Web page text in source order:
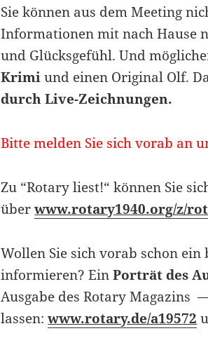
Sie können aus dem Meeting
Informationen mit nach Hause
und Glücksgefühl. Und
Krimiund einen Original Olf.
durch Live-Zeichnungen.
Bitte melden Sie sich vorab an
Zu “Rotary liest!“ können Sie
überwww.rotary1940.org/z/
Wollen Sie sich vorab schon
informieren? EinPorträt des
Ausgabe des Rotary Magazins
lassen:www.rotary.de/a19572